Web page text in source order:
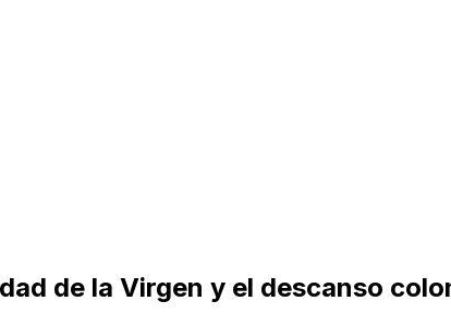
de la Virgen y el descanso